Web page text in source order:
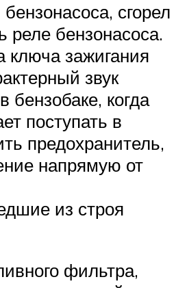
сгорел
реле бензонасоса.
ключа зажигания
звук
бензобаке, когда
поступать в
предохранитель,
напрямую от
из строя
фильтра,